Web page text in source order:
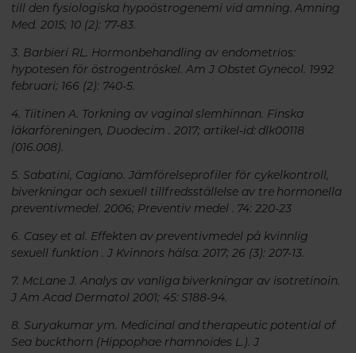
till den fysiologiska hypoöstrogenemi vid amning. Amning
Med. 2015; 10 (2): 77-83.
3. Barbieri RL. Hormonbehandling av endometrios:
hypotesen för östrogentröskel. Am J Obstet Gynecol. 1992
februari; 166 (2): 740-5.
4. Tiitinen A. Torkning av vaginal slemhinnan. Finska
läkarföreningen, Duodecim . 2017; artikel-id: dlk00118
(016.008).
5. Sabatini, Cagiano. Jämförelseprofiler för cykelkontroll,
biverkningar och sexuell tillfredsställelse av tre hormonella
preventivmedel. 2006; Preventiv medel . 74: 220-23
6. Casey et al. Effekten av preventivmedel på kvinnlig
sexuell funktion . J Kvinnors hälsa. 2017; 26 (3): 207-13.
7. McLane J. Analys av vanliga biverkningar av isotretinoin.
J Am Acad Dermatol 2001; 45: S188-94.
8. Suryakumar ym. Medicinal and therapeutic potential of
Sea buckthorn (Hippophae rhamnoides L.). J